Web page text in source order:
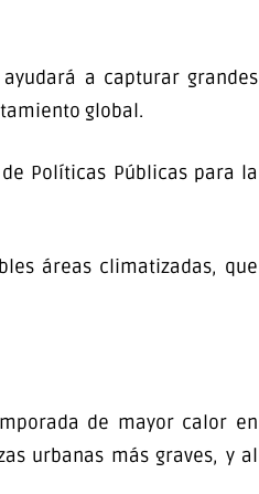
a capturar grandes
global.
Políticas Públicas para la
áreas climatizadas, que
de mayor calor en
urbanas más graves, y al